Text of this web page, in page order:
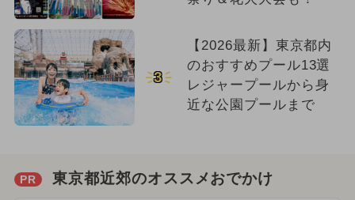
3
【2026最新】東京都内
のおすすめプール13選
レジャープールから身
近な公園プールまで
PR 東京都近郊のオススメおでかけ